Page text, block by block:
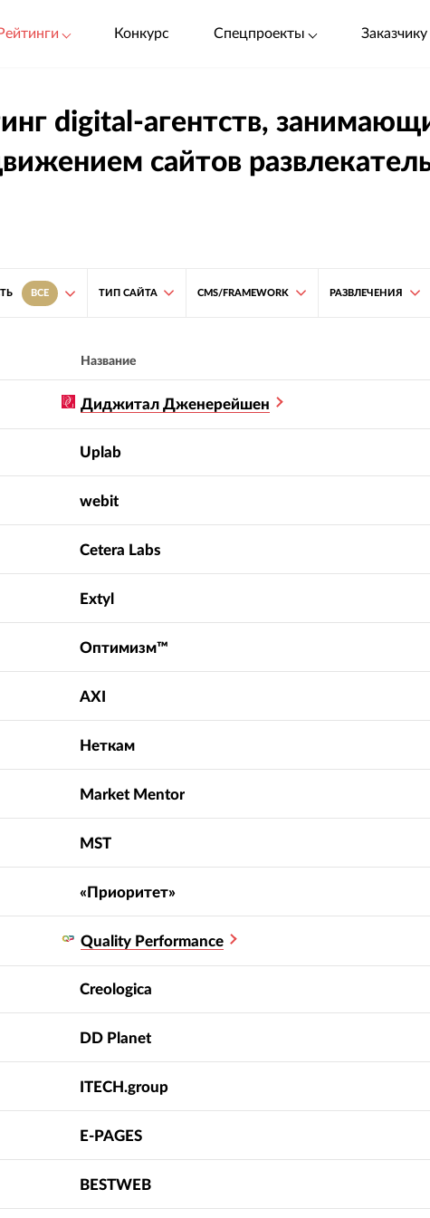
Конкурс Спецпроекты Заказчику
digital-агентств,
сайтов
ВСЕ ТИП САЙТА CMS/FRAMEWORK РАЗВЛЕЧЕНИЯ
Название
Диджитал Дженерейшен
Uplab
webit
Cetera Labs
Extyl
Оптимизм™
AXI
Неткам
Market Mentor
MST
«Приоритет»
Quality Performance
Creologica
DD Planet
ITECH.group
E-PAGES
BESTWEB